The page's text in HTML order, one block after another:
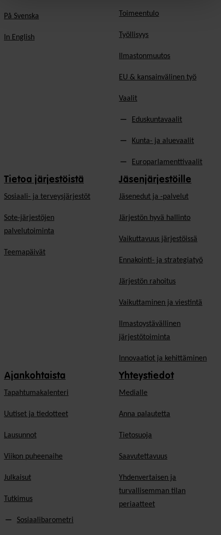
På Svenska
In English
Toimeentulo
Työllisyys
Ilmastonmuutos
EU & kansainvälinen työ
Vaalit
Eduskuntavaalit
Kunta- ja aluevaalit
Europarlamenttivaalit
Tietoa järjestöistä
Sosiaali- ja terveysjärjestöt
Sote-järjestöjen
palvelutoiminta
Teemapäivät
Jäsenjärjestöille
Jäsen­edut ja -palvelut
Järjestön hyvä hallinto
Vaikuttavuus järjestöissä
Ennakointi- ja strategiatyö
Järjestön rahoitus
Vaikuttaminen ja viestintä
Ilmastoystävällinen
järjestötoiminta
Innovaatiot ja kehittäminen
Ajankohtaista
Tapahtumakalenteri
Uutiset ja tiedotteet
Lausunnot
Viikon puheenaihe
Julkaisut
Tutkimus
Sosiaalibarometri
Yhteystiedot
Medialle
Anna palautetta
Tietosuoja
Saavutettavuus
Yhdenvertaisen ja
turvallisemman tilan
periaatteet